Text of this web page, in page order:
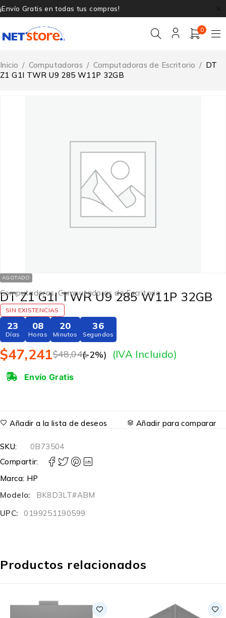
¡Envío Gratis en todas tus compras!
0
Inicio / Computadoras / Computadoras de Escritorio / DT
Z1 G1I TWR U9 285 W11P 32GB
AGOTADO
Computadoras,Computadoras de Escritorio
DT Z1 G1I TWR U9 285 W11P 32GB
SIN EXISTENCIAS
23
Días
08
Horas
20
Minutos
36
Segundos
$48,041
$47,241 (-2%) (IVA Incluido)
Envío Gratis
Añadir a la lista de deseos Añadir para comparar
SKU:
0B73504
Compartir:
Marca: HP
Modelo:
BK8D3LT#ABM
UPC:
0199251190599
Productos relacionados